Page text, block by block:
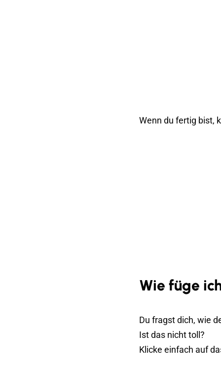
Wenn du fertig bist,
Wie füge
Du fragst dich, wie
Ist das nicht toll?
Klicke einfach auf